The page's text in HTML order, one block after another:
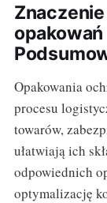
Opakowania
procesu
towarów,
ułatwiają ich
odpowiednich
optymalizację